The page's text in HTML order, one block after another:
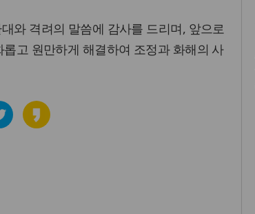
와 격려의 말씀에 감사를 드리며, 앞으로
고 원만하게 해결하여 조정과 화해의 사